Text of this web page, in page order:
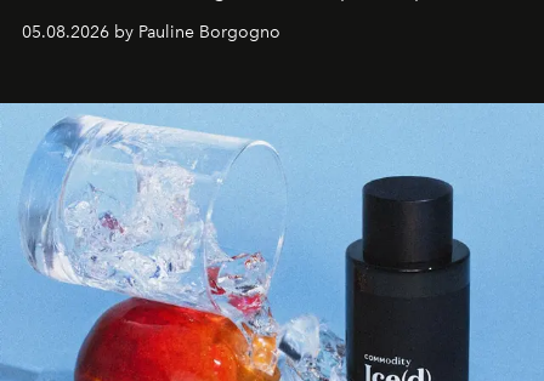
accompagner les explorations du quotidien.
05.08.2026 by Pauline Borgogno